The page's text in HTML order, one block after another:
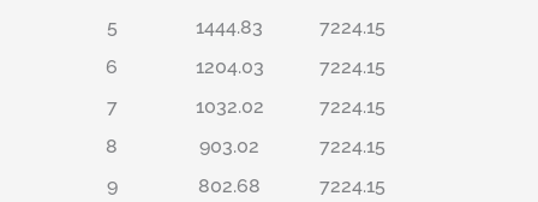
5
1444.83
7224.15
6
1204.03
7224.15
7
1032.02
7224.15
8
903.02
7224.15
9
802.68
7224.15